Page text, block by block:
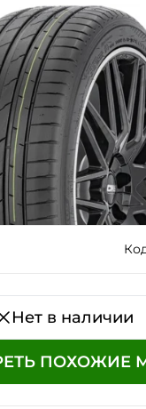
Нет в наличии
ПОХОЖИЕ